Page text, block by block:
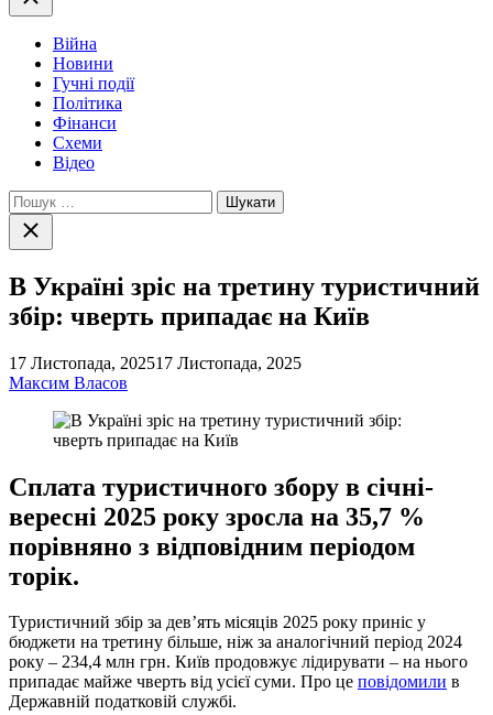
Війна
Новини
Гучні події
Політика
Фінанси
Схеми
Відео
Пошук:
Закрити
пошук
В Україні зріс на третину туристичний
збір: чверть припадає на Київ
17 Листопада, 202517 Листопада, 2025
Максим Власов
Сплата туристичного збору в січні-
вересні 2025 року зросла на 35,7 %
порівняно з відповідним періодом
торік.
Туристичний збір за дев’ять місяців 2025 року приніс у
бюджети на третину більше, ніж за аналогічний період 2024
року – 234,4 млн грн. Київ продовжує лідирувати – на нього
припадає майже чверть від усієї суми. Про це повідомили в
Державній податковій службі.